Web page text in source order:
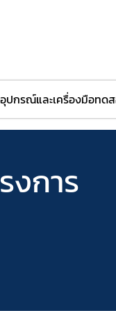
งการ
อุปกรณ์และเครื่องมือทด